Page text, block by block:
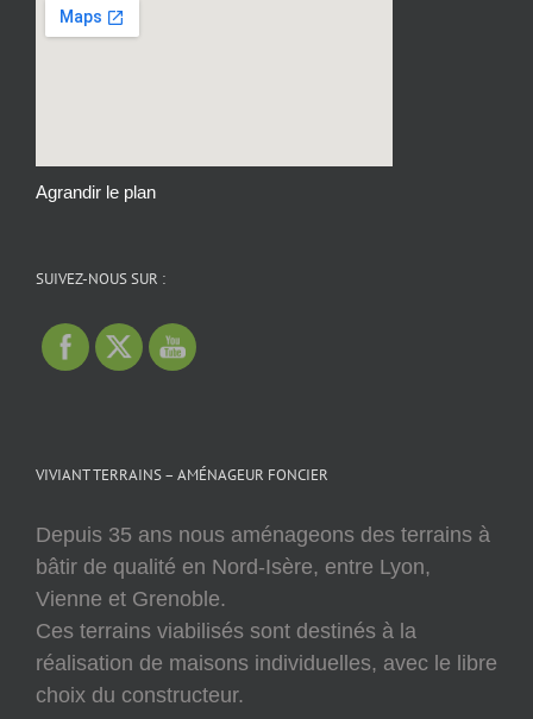
Agrandir le plan
SUIVEZ-NOUS SUR :
VIVIANT TERRAINS – AMÉNAGEUR FONCIER
Depuis 35 ans nous aménageons des terrains à
bâtir de qualité en Nord-Isère, entre Lyon,
Vienne et Grenoble.
Ces terrains viabilisés sont destinés à la
réalisation de maisons individuelles, avec le libre
choix du constructeur.